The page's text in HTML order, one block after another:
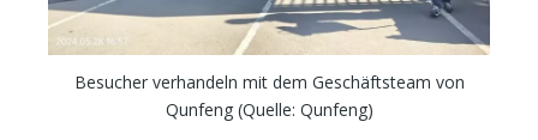
Besucher verhandeln mit dem Geschäftsteam von
Qunfeng (Quelle: Qunfeng)